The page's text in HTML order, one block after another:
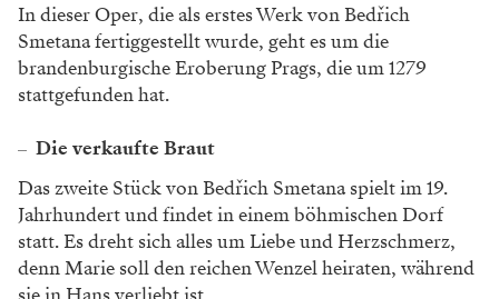
In dieser Oper, die als erstes Werk von Bedřich
Smetana fertiggestellt wurde, geht es um die
brandenburgische Eroberung Prags, die um 1279
stattgefunden hat.
Die verkaufte Braut
Das zweite Stück von Bedřich Smetana spielt im 19.
Jahrhundert und findet in einem böhmischen Dorf
statt. Es dreht sich alles um Liebe und Herzschmerz,
denn Marie soll den reichen Wenzel heiraten, während